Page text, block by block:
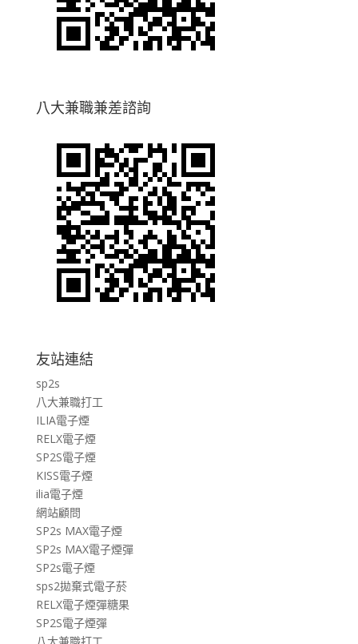
八大兼職兼差諮詢
友站連結
sp2s
八大兼職打工
ILIA電子煙
RELX電子煙
SP2S電子煙
KISS電子煙
ilia電子煙
網站顧問
SP2s MAX電子煙
SP2s MAX電子煙彈
SP2s電子煙
sps2拋棄式電子菸
RELX電子煙彈糖果
SP2S電子煙彈
八大兼職打工